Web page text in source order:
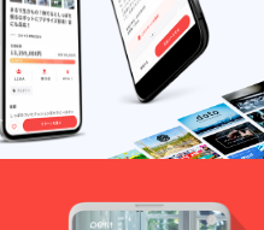
スクは
ご自身
でご準
備くだ
さい。
●このリ
ターン
を選択
謎解き
ク着
用・ア
ルコー
ル消
毒・手
洗い
等）は
駅社員
ていた
し、
37.5度
以上あ
る日が
あれば
参加を
お断り
しま
の方の
お名
都合に
よるス
ケ
ジュー
ル変更
には対
応でき
ませ
ん。 ・
の方は
参加日